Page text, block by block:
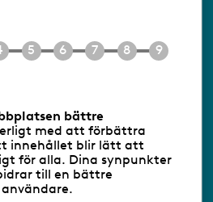
-
bättre
med att förbättra
innehållet blir lätt att
för alla. Dina synpunkter
till en bättre